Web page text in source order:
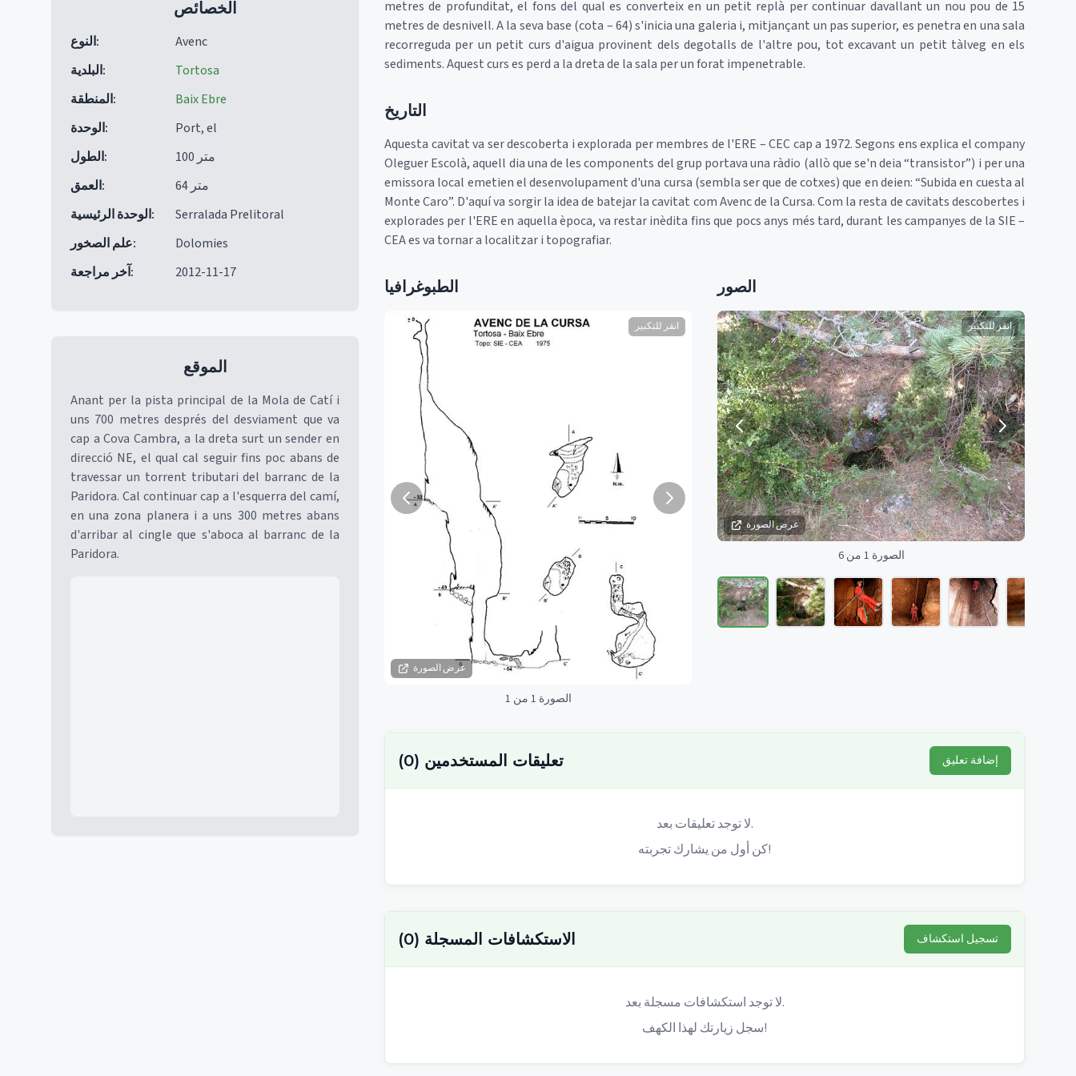
الخصائص
النوع:
Avenc
البلدية:
Tortosa
المنطقة:
Baix Ebre
الوحدة:
Port, el
الطول:
100 متر
العمق:
64 متر
الوحدة الرئيسية:
Serralada Prelitoral
علم الصخور:
Dolomies
آخر مراجعة: 2012-11-17
الموقع
Anant per la pista principal de la Mola de Catí i
uns 700 metres després del desviament que va
cap a Cova Cambra, a la dreta surt un sender en
direcció NE, el qual cal seguir fins poc abans de
travessar un torrent tributari del barranc de la
Paridora. Cal continuar cap a l'esquerra del camí,
en una zona planera i a uns 300 metres abans
d'arribar al cingle que s'aboca al barranc de la
Paridora.
metres de profunditat, el fons del qual es converteix en un petit replà per continuar davallant un nou pou de 15
metres de desnivell. A la seva base (cota – 64) s'inicia una galeria i, mitjançant un pas superior, es penetra en una sala
recorreguda per un petit curs d'aigua provinent dels degotalls de l'altre pou, tot excavant un petit tàlveg en els
sediments. Aquest curs es perd a la dreta de la sala per un forat impenetrable.
التاريخ
Aquesta cavitat va ser descoberta i explorada per membres de l'ERE – CEC cap a 1972. Segons ens explica el company
Oleguer Escolà, aquell dia una de les components del grup portava una ràdio (allò que se'n deia “transistor”) i per una
emissora local emetien el desenvolupament d'una cursa (sembla ser que de cotxes) que en deien: “Subida en cuesta al
Monte Caro”. D'aquí va sorgir la idea de batejar la cavitat com Avenc de la Cursa. Com la resta de cavitats descobertes i
explorades per l'ERE en aquella època, va restar inèdita fins que pocs anys més tard, durant les campanyes de la SIE –
CEA es va tornar a localitzar i topografiar.
الطبوغرافيا
عرض الصورة
انقر للتكبير
الصورة 1 من 1
الصور
عرض الصورة
انقر للتكبير
الصورة 1 من 6
تعليقات المستخدمين (
0
) إضافة تعليق
لا توجد تعليقات بعد.
كن أول من يشارك تجربته!
الاستكشافات المسجلة (
0
) تسجيل استكشاف
لا توجد استكشافات مسجلة بعد.
سجل زيارتك لهذا الكهف!